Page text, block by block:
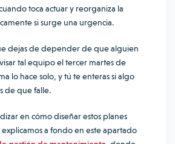
toca actuar y reorganiza la
si surge una urgencia.
dejas de depender de que alguien
tal equipo el tercer martes de
lo hace solo, y tú te enteras si algo
de que falle.
en cómo diseñar estos planes
explicamos a fondo en este apartado